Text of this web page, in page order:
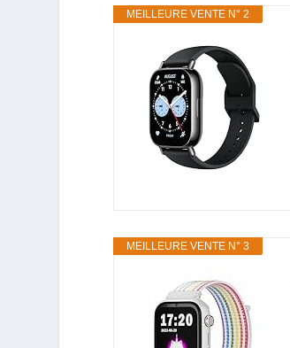
MEILLEURE VENTE N° 2
MEILLEURE VENTE N° 3